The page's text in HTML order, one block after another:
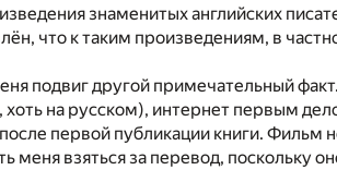
знаменитых английских
что к таким произведениям, в
подвиг другой примечательный
хоть на русском), интернет первым
после первой публикации книги.
меня взяться за перевод, поскольку